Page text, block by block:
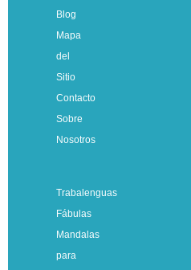
Blog
Mapa
del
Sitio
Contacto
Sobre
Nosotros
Trabalenguas
Fábulas
Mandalas
para